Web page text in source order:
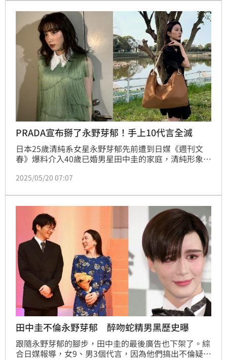
弟！》，並退出原先主持的廣播節目。
PRADA宣布掰了永野芽郁！手上10代言全滅
日本25歲清純系女星永野芽郁先前遭到日媒《週刊文
春》爆料介入40歲已婚男星田中圭的家庭，清純形象一
9家廠商撤下她的廣告切割外，近日經紀公司主動向
出PRADA品牌大使身分也沒了，手上10個代言全滅。
2025/05/20 07:07
田中圭不倫永野芽郁 醉吻蛇精男黑歷史曝
跟隨永野芽郁的腳步，田中圭的最後廣告也下架了。綜
合日媒報導，女9、男3個代言，因為他們搞出不倫疑雲